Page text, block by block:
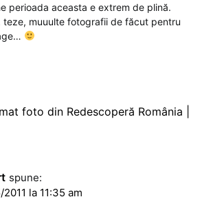
perioada aceasta e extrem de plină.
teze, muuulte fotografii de făcut pentru
foto din Redescoperă România |
spune:
2011 la 11:35 am